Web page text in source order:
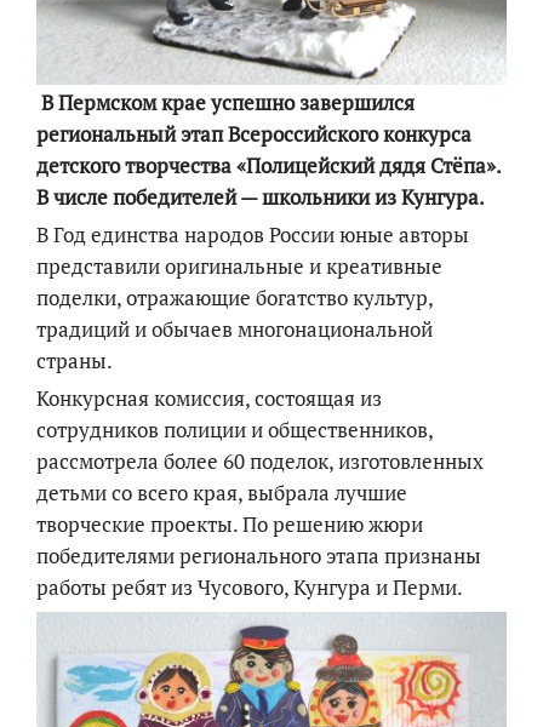
В Пермском крае успешно завершился
региональный этап Всероссийского конкурса
детского творчества «Полицейский дядя Стёпа».
В числе победителей — школьники из Кунгура.
В Год единства народов России юные авторы
представили оригинальные и креативные
поделки, отражающие богатство культур,
традиций и обычаев многонациональной
страны.
Конкурсная комиссия, состоящая из
сотрудников полиции и общественников,
рассмотрела более 60 поделок, изготовленных
детьми со всего края, выбрала лучшие
творческие проекты. По решению жюри
победителями регионального этапа признаны
работы ребят из Чусового, Кунгура и Перми.